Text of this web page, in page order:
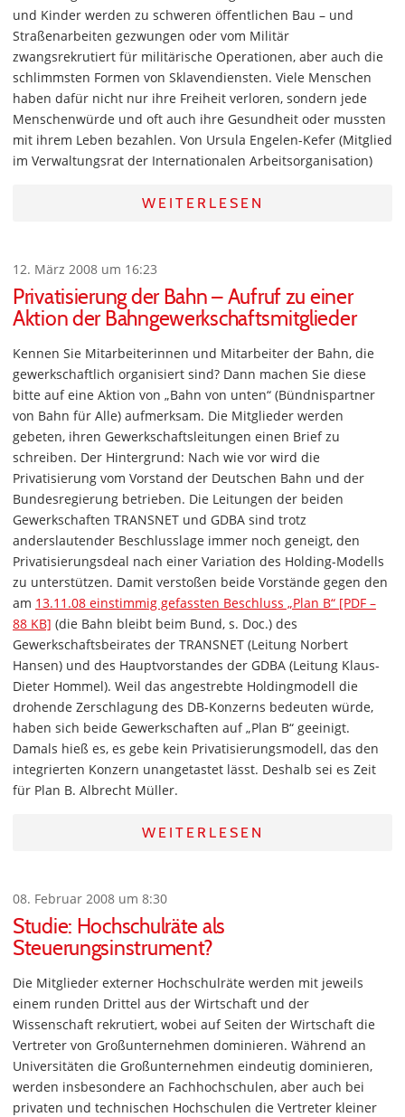
und Kinder werden zu schweren öffentlichen Bau – und
Straßenarbeiten gezwungen oder vom Militär
zwangsrekrutiert für militärische Operationen, aber auch die
schlimmsten Formen von Sklavendiensten. Viele Menschen
haben dafür nicht nur ihre Freiheit verloren, sondern jede
Menschenwürde und oft auch ihre Gesundheit oder mussten
mit ihrem Leben bezahlen. Von Ursula Engelen-Kefer (Mitglied
im Verwaltungsrat der Internationalen Arbeitsorganisation)
WEITERLESEN
12. März 2008 um 16:23
Privatisierung der Bahn – Aufruf zu einer
Aktion der Bahngewerkschaftsmitglieder
Kennen Sie Mitarbeiterinnen und Mitarbeiter der Bahn, die
gewerkschaftlich organisiert sind? Dann machen Sie diese
bitte auf eine Aktion von „Bahn von unten“ (Bündnispartner
von Bahn für Alle) aufmerksam. Die Mitglieder werden
gebeten, ihren Gewerkschaftsleitungen einen Brief zu
schreiben. Der Hintergrund: Nach wie vor wird die
Privatisierung vom Vorstand der Deutschen Bahn und der
Bundesregierung betrieben. Die Leitungen der beiden
Gewerkschaften TRANSNET und GDBA sind trotz
anderslautender Beschlusslage immer noch geneigt, den
Privatisierungsdeal nach einer Variation des Holding-Modells
zu unterstützen. Damit verstoßen beide Vorstände gegen den
am 13.11.08 einstimmig gefassten Beschluss „Plan B“ [PDF –
88 KB] (die Bahn bleibt beim Bund, s. Doc.) des
Gewerkschafts­beirates der TRANSNET (Leitung Norbert
Hansen) und des Hauptvorstandes der GDBA (Leitung Klaus-
Dieter Hommel). Weil das angestrebte Holdingmodell die
drohende Zerschlagung des DB-Konzerns bedeuten würde,
haben sich beide Gewerkschaften auf „Plan B“ geeinigt.
Damals hieß es, es gebe kein Privatisierungsmodell, das den
integrierten Konzern unangetastet lässt. Deshalb sei es Zeit
für Plan B. Albrecht Müller.
WEITERLESEN
08. Februar 2008 um 8:30
Studie: Hochschulräte als
Steuerungsinstrument?
Die Mitglieder externer Hochschulräte werden mit jeweils
einem runden Drittel aus der Wirtschaft und der
Wissenschaft rekrutiert, wobei auf Seiten der Wirtschaft die
Vertreter von Großunternehmen dominieren. Während an
Universitäten die Großunternehmen eindeutig dominieren,
werden insbesondere an Fachhochschulen, aber auch bei
privaten und technischen Hochschulen die Vertreter kleiner